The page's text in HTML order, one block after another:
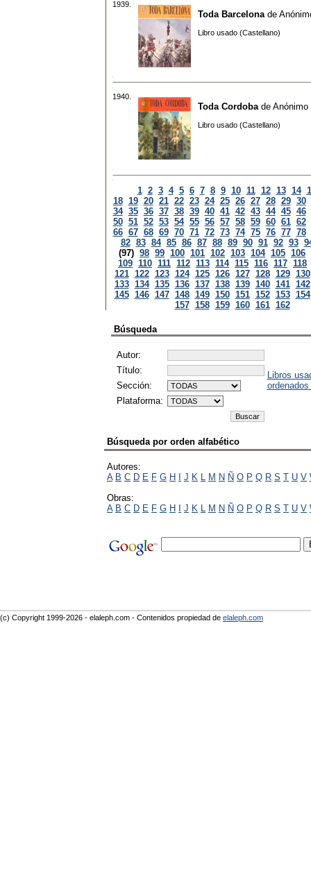
1939.
Toda Barcelona de
Libro usado (Castellano)
1940.
Toda Cordoba de Anónimo
Libro usado (Castellano)
1 2 3 4 5 6 7 8 9 10 11 12 13 14
18 19 20 21 22 23 24 25 26 27 28 29 30
34 35 36 37 38 39 40 41 42 43 44 45 46
50 51 52 53 54 55 56 57 58 59 60 61 62
66 67 68 69 70 71 72 73 74 75 76 77 78
82 83 84 85 86 87 88 89 90 91 92 93
(97) 98 99 100 101 102 103 104 105 106
109 110 111 112 113 114 115 116 117 118
121 122 123 124 125 126 127 128 129 130
133 134 135 136 137 138 139 140 141 142
145 146 147 148 149 150 151 152 153 154
157 158 159 160 161 162
Búsqueda
Autor:
Título:
Sección:
Plataforma:
Libros
Búsqueda por orden alfabético
Autores:
A B C D E F G H I J K L M N Ñ O P Q R S T U V
Obras:
A B C D E F G H I J K L M N Ñ O P Q R S T U V
(c) Copyright 1999-2026 - elaleph.com - Contenidos propiedad de elaleph.com